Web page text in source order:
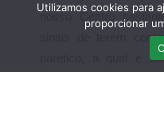
nosso Centro
sinais de terem
parético, a qual é
Utilizamos cookies para
proporcionar